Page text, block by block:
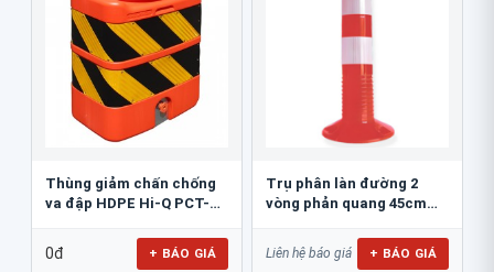
Thùng giảm chấn chống
va đập HDPE Hi-Q PCT-
0đ + BÁO GIÁ
Trụ phân làn đường 2
vòng phản quang 45cm
Liên hệ báo giá + BÁO GIÁ